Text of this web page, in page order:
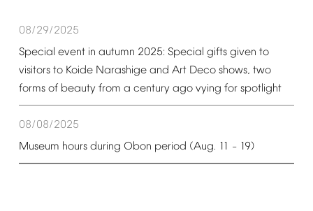
08/29/2025
Special event in autumn 2025: Special gifts given to
visitors to Koide Narashige and Art Deco shows, two
forms of beauty from a century ago vying for spotlight
08/08/2025
Museum hours during Obon period (Aug. 11 – 19)